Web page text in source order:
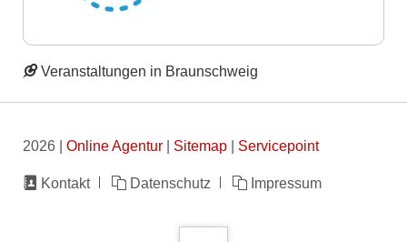
Veranstaltungen in Braunschweig
2026 | Online Agentur| Sitemap| Servicepoint
Navigation
Kontakt Datenschutz Impressum